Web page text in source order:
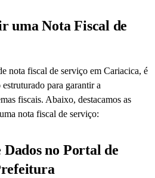
uma Nota Fiscal de
nota fiscal de serviço em Cariacica, é
para garantir a
fiscais. Abaixo, destacamos as
nota fiscal de serviço:
no Portal de